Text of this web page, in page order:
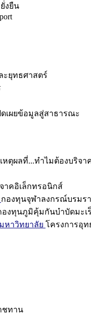
งยืน
ะยุทธศาสตร์
ดเผยข้อมูลสู่สาธารณะ
เหตุผลที่...ทำไมต้องบริจา
าคอิเล็กทรอนิกส์
กองทุนจุฬาลงกรณ์บรมร
องทุนภูมิคุ้มกันบำบัดมะเ
หาวิทยาลัย โครงการอุ
ชทาน